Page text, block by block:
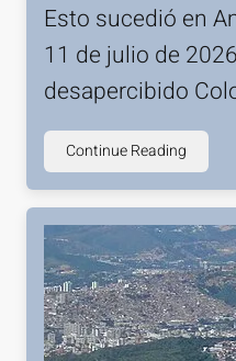
Esto sucedió en
11 de julio de
desapercibido
Continue Reading